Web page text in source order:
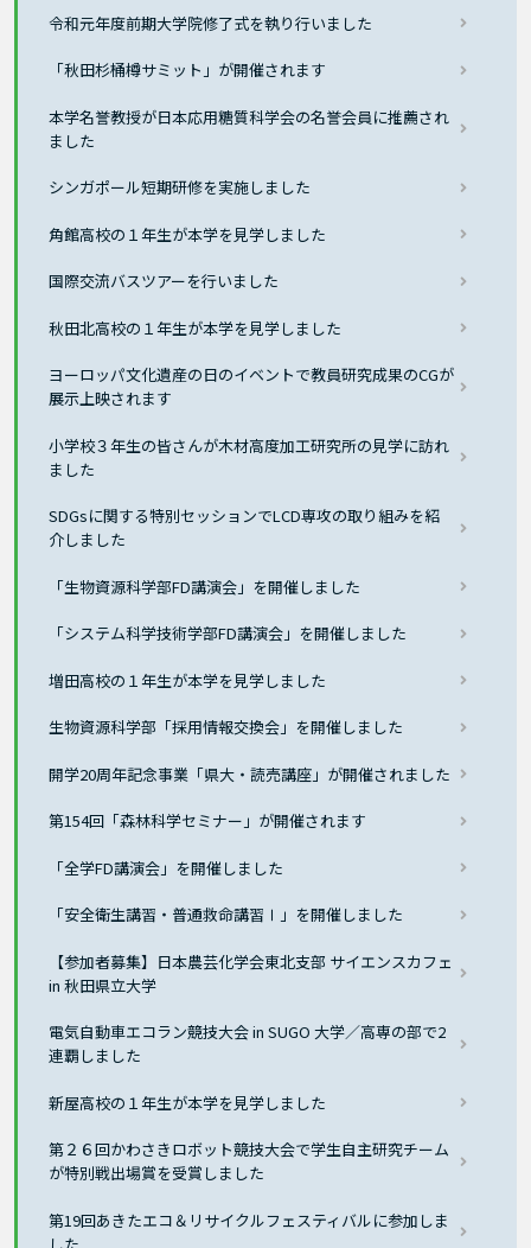
令和元年度前期大学院修了式を執り行いました
「秋田杉桶樽サミット」が開催されます
本学名誉教授が日本応用糖質科学会の名誉会員に推薦され
ました
シンガポール短期研修を実施しました
角館高校の１年生が本学を見学しました
国際交流バスツアーを行いました
秋田北高校の１年生が本学を見学しました
ヨーロッパ文化遺産の日のイベントで教員研究成果のCGが
展示上映されます
小学校３年生の皆さんが木材高度加工研究所の見学に訪れ
ました
SDGsに関する特別セッションでLCD専攻の取り組みを紹
介しました
「生物資源科学部FD講演会」を開催しました
「システム科学技術学部FD講演会」を開催しました
増田高校の１年生が本学を見学しました
生物資源科学部「採用情報交換会」を開催しました
開学20周年記念事業「県大・読売講座」が開催されました
第154回「森林科学セミナー」が開催されます
「全学FD講演会」を開催しました
「安全衛生講習・普通救命講習Ⅰ」を開催しました
【参加者募集】日本農芸化学会東北支部 サイエンスカフェ
in 秋田県立大学
電気自動車エコラン競技大会 in SUGO 大学／高専の部で2
連覇しました
新屋高校の１年生が本学を見学しました
第２６回かわさきロボット競技大会で学生自主研究チーム
が特別戦出場賞を受賞しました
第19回あきたエコ＆リサイクルフェスティバルに参加しま